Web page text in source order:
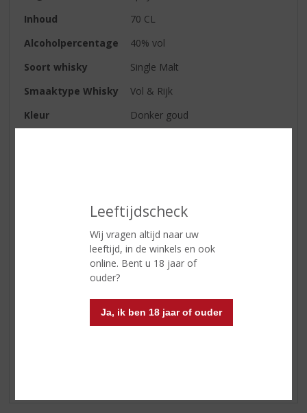
Leeftijdscheck
Wij vragen altijd naar uw
leeftijd, in de winkels en ook
online. Bent u 18 jaar of
ouder?
Ja, ik ben 18 jaar of ouder
Inhoud
70 CL
Alcoholpercentage
40% vol
Soort whisky
Single Malt
Smaaktype Whisky
Vol & Rijk
Kleur
Donker goud
romig en zoet, met tonen van
karamel en rijp fruit
lange, verwarmende afdronk, met
wat frisse tonen van munt en
zoethout.
Reviews